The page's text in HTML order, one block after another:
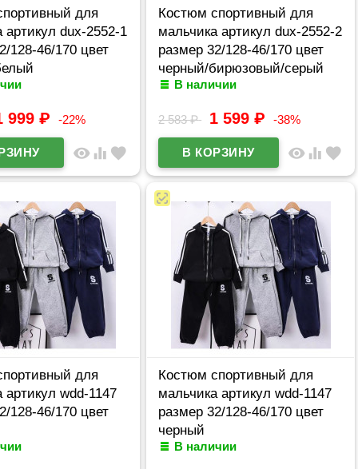
для
артикул dux-2552-1
128-46/170 цвет
999₽ -22%
visibility equalizer favorite
Костюм спортивный для
мальчика артикул dux-2552-2
размер 32/128-46/170 цвет
черный/бирюзовый/серый
В наличии
2 583₽ 1 599₽ -38%
visibility equalizer favorite
для
артикул wdd-1147
128-46/170 цвет
Костюм спортивный для
мальчика артикул wdd-1147
размер 32/128-46/170 цвет
черный
В наличии